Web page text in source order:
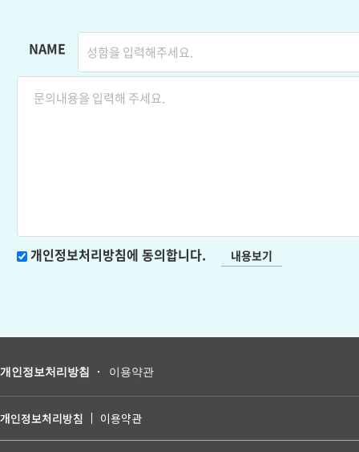
NAME
개인정보처리방침에 동의합니다. 내용보기
개인정보처리방침 이용약관
개인정보처리방침 이용약관